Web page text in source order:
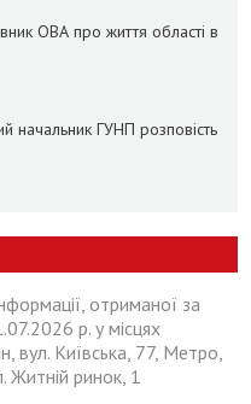
ОВА про життя області в
ГУНП розповість
отриманої за
р. у місцях
Київська, 77, Метро,
Житній ринок, 1